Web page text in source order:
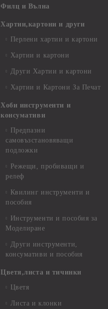
Филц и Вълна
Хартии,картони и други
Перлени хартии и картони
Хартии и картони
Други Хартии и картони
Хартии и Картони За Печат
Хоби инструменти и
консумативи
Предпазни
самовъзстановяващи
подложки
Режещи, пробиващи и
релеф
Квилинг инструменти и
пособия
Инструменти и пособия за
Моделиране
Други инструменти,
консумативи и пособия
Цветя,листа и тичинки
Цветя
Листа и клонки